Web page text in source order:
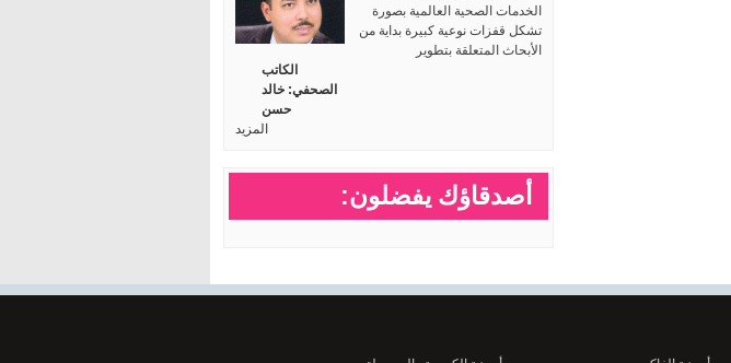
الخدمات الصحية العالمية بصورة
تشكل قفزات نوعية كبيرة بداية من
الأبحاث المتعلقة بتطوير
الكاتب
الصحفي: خالد
حسن
المزيد
أصدقاؤك يفضلون: